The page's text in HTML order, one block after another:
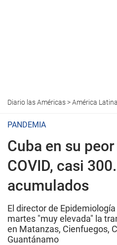
Diario las Américas>América Latina
PANDEMIA
Cuba en su
COVID, casi
acumulados
El director de
martes "muy elevada" la
en Matanzas, Cienfuegos,
Guantánamo